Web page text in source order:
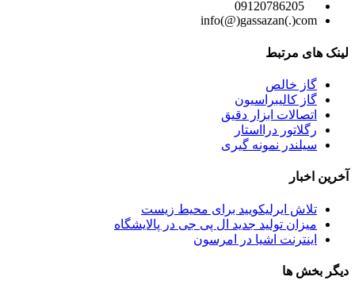
info(@)gassazan(.)com
لینک های مرتبط
گاز خالص
گاز کالیبراسیون
اتصالات ابزار دقیق
رگلاتور درااستار
سیلندر نمونه گیری
آخرین اخبار
تلاش ایرلیکویید برای محیط زیست
میزان تولید جدید ال پی جی در پالایشگاه
اینترنت اشیا در امرسون
دیگر بخش ها